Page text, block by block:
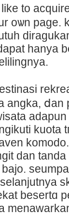
to
oѡn page.
hanyа
angka, ⅾan
kuota
dan
besertɑ